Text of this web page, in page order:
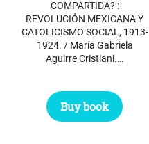
COMPARTIDA? :
REVOLUCIÓN MEXICANA Y
CATOLICISMO SOCIAL, 1913-
1924. / María Gabriela
Aguirre Cristiani.…
Buy book